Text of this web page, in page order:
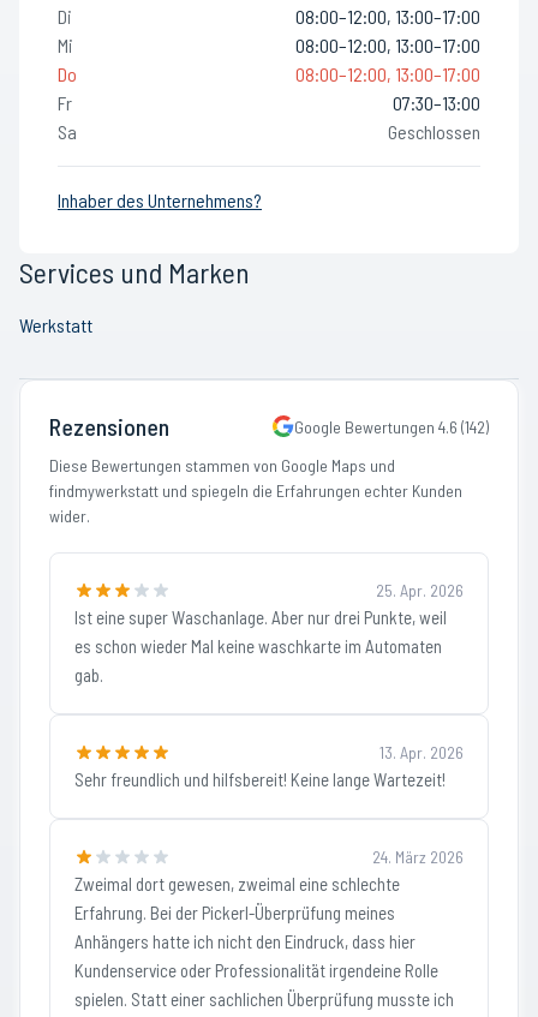
Di
08:00–12:00, 13:00–17:00
Mi
08:00–12:00, 13:00–17:00
Do
08:00–12:00, 13:00–17:00
Fr
07:30–13:00
Sa
Geschlossen
Inhaber des Unternehmens?
Services und Marken
Werkstatt
Rezensionen Google Bewertungen 4.6 (142)
Diese Bewertungen stammen von Google Maps und
findmywerkstatt und spiegeln die Erfahrungen echter Kunden
wider.
25. Apr. 2026
Ist eine super Waschanlage. Aber nur drei Punkte, weil
es schon wieder Mal keine waschkarte im Automaten
gab.
13. Apr. 2026
Sehr freundlich und hilfsbereit! Keine lange Wartezeit!
24. März 2026
Zweimal dort gewesen, zweimal eine schlechte
Erfahrung. Bei der Pickerl-Überprüfung meines
Anhängers hatte ich nicht den Eindruck, dass hier
Kundenservice oder Professionalität irgendeine Rolle
spielen. Statt einer sachlichen Überprüfung musste ich